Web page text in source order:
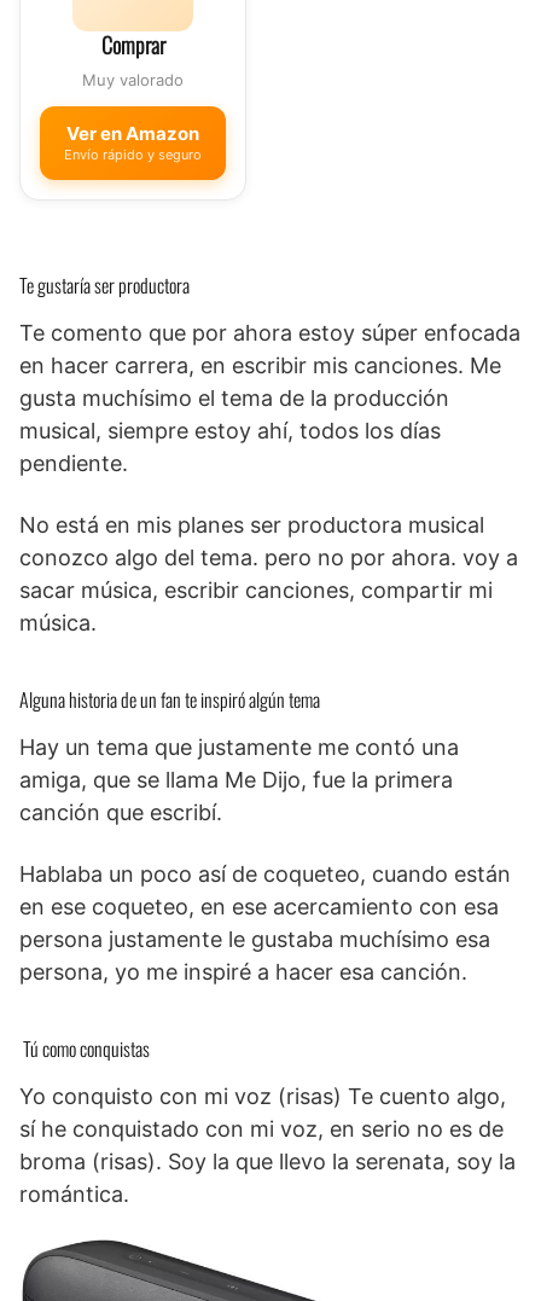
Comprar
Muy valorado
Ver en Amazon
Envío rápido y seguro
Te gustaría ser productora
Te comento que por ahora estoy súper enfocada
en hacer carrera, en escribir mis canciones. Me
gusta muchísimo el tema de la producción
musical, siempre estoy ahí, todos los días
pendiente.
No está en mis planes ser productora musical
conozco algo del tema. pero no por ahora. voy a
sacar música, escribir canciones, compartir mi
música.
Alguna historia de un fan te inspiró algún tema
Hay un tema que justamente me contó una
amiga, que se llama Me Dijo, fue la primera
canción que escribí.
Hablaba un poco así de coqueteo, cuando están
en ese coqueteo, en ese acercamiento con esa
persona justamente le gustaba muchísimo esa
persona, yo me inspiré a hacer esa canción.
Tú como conquistas
Yo conquisto con mi voz (risas) Te cuento algo,
sí he conquistado con mi voz, en serio no es de
broma (risas). Soy la que llevo la serenata, soy la
romántica.